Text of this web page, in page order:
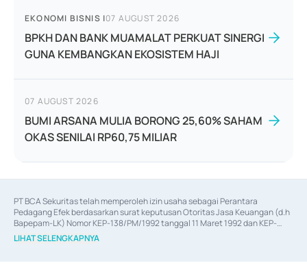
EKONOMI BISNIS |07 AUGUST 2026
BPKH DAN BANK MUAMALAT PERKUAT SINERGI
GUNA KEMBANGKAN EKOSISTEM HAJI
07 AUGUST 2026
BUMI ARSANA MULIA BORONG 25,60% SAHAM
OKAS SENILAI RP60,75 MILIAR
PT BCA Sekuritas telah memperoleh izin usaha sebagai Perantara
Pedagang Efek berdasarkan surat keputusan Otoritas Jasa Keuangan (d.h
Bapepam-LK) Nomor KEP-138/PM/1992 tanggal 11 Maret 1992 dan KEP-
06/D.04/2014 tanggal 28 Februari 2014, izin usaha sebagai Penjamin Emisi
Efek berdasarkan surat keputusan Otoritas Jasa Keuangan Nomor KEP-
LIHAT SELENGKAPNYA